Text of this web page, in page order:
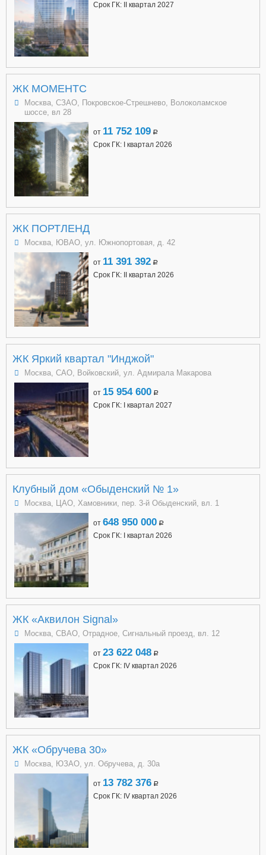
Срок ГК: II квартал 2027
ЖК МОМЕНТС
Москва, СЗАО, Покровское-Стрешнево, Волоколамское
шоссе, вл 28
от 11 752 109 a
Срок ГК: I квартал 2026
ЖК ПОРТЛЕНД
Москва, ЮВАО, ул. Южнопортовая, д. 42
от 11 391 392 a
Срок ГК: II квартал 2026
ЖК Яркий квартал "Инджой"
Москва, САО, Войковский, ул. Адмирала Макарова
от 15 954 600 a
Срок ГК: I квартал 2027
Клубный дом «Обыденский № 1»
Москва, ЦАО, Хамовники, пер. 3-й Обыденский, вл. 1
от 648 950 000 a
Срок ГК: I квартал 2026
ЖК «Аквилон Signal»
Москва, СВАО, Отрадное, Сигнальный проезд, вл. 12
от 23 622 048 a
Срок ГК: IV квартал 2026
ЖК «Обручева 30»
Москва, ЮЗАО, ул. Обручева, д. 30а
от 13 782 376 a
Срок ГК: IV квартал 2026